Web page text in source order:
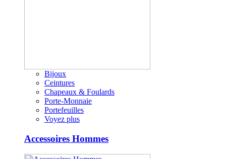
Bijoux
Ceintures
Chapeaux & Foulards
Porte-Monnaie
Portefeuilles
Voyez plus
Accessoires Hommes